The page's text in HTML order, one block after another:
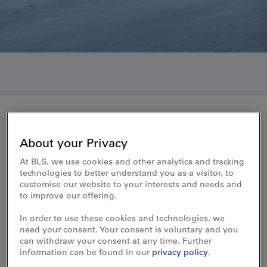
Moderne Züge für die
Lötschberg-Bergstrecke und
neue Direktverbindungen
Ab 11. Dezember 2022 verkehren auf der
Strecke Bern–Brig/Zweisimmen die neuen
About your Privacy
At BLS, we use cookies and other analytics and tracking
technologies to better understand you as a visitor, to
customise our website to your interests and needs and
to improve our offering.
In order to use these cookies and technologies, we
need your consent. Your consent is voluntary and you
can withdraw your consent at any time. Further
information can be found in our privacy policy.